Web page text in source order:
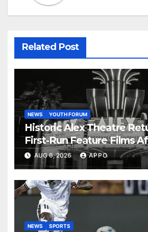
Related Post
NEWS YOUTH FORUM
Historic Alex Theatre
First-Run Feature Films
AUG 6, 2026 APPO
NEWS SPORTS